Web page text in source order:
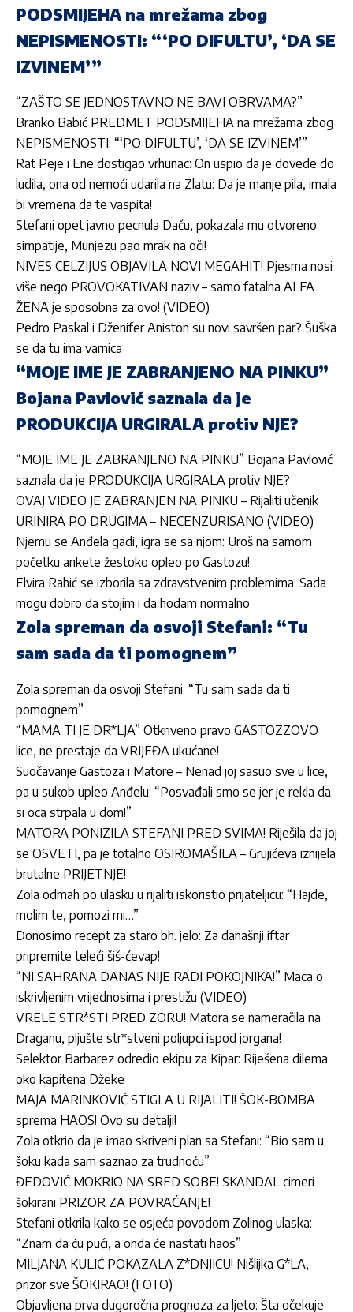
PODSMIJEHA na mrežama zbog
NEPISMENOSTI: “‘PO DIFULTU’, ‘DA SE
IZVINEM’”
“ZAŠTO SE JEDNOSTAVNO NE BAVI OBRVAMA?”
Branko Babić PREDMET PODSMIJEHA na mrežama zbog
NEPISMENOSTI: “‘PO DIFULTU’, ‘DA SE IZVINEM’”
Rat Peje i Ene dostigao vrhunac: On uspio da je dovede do
ludila, ona od nemoći udarila na Zlatu: Da je manje pila, imala
bi vremena da te vaspita!
Stefani opet javno pecnula Daču, pokazala mu otvoreno
simpatije, Munjezu pao mrak na oči!
NIVES CELZIJUS OBJAVILA NOVI MEGAHIT! Pjesma nosi
više nego PROVOKATIVAN naziv – samo fatalna ALFA
ŽENA je sposobna za ovo! (VIDEO)
Pedro Paskal i Dženifer Aniston su novi savršen par? Šuška
se da tu ima varnica
“MOJE IME JE ZABRANJENO NA PINKU”
Bojana Pavlović saznala da je
PRODUKCIJA URGIRALA protiv NJE?
“MOJE IME JE ZABRANJENO NA PINKU” Bojana Pavlović
saznala da je PRODUKCIJA URGIRALA protiv NJE?
OVAJ VIDEO JE ZABRANJEN NA PINKU – Rijaliti učenik
URINIRA PO DRUGIMA – NECENZURISANO (VIDEO)
Njemu se Anđela gadi, igra se sa njom: Uroš na samom
početku ankete žestoko opleo po Gastozu!
Elvira Rahić se izborila sa zdravstvenim problemima: Sada
mogu dobro da stojim i da hodam normalno
Zola spreman da osvoji Stefani: “Tu
sam sada da ti pomognem”
Zola spreman da osvoji Stefani: “Tu sam sada da ti
pomognem”
“MAMA TI JE DR*LJA” Otkriveno pravo GASTOZZOVO
lice, ne prestaje da VRIJEĐA ukućane!
Suočavanje Gastoza i Matore – Nenad joj sasuo sve u lice,
pa u sukob upleo Anđelu: “Posvađali smo se jer je rekla da
si oca strpala u dom!”
MATORA PONIZILA STEFANI PRED SVIMA! Riješila da joj
se OSVETI, pa je totalno OSIROMAŠILA – Grujićeva iznijela
brutalne PRIJETNJE!
Zola odmah po ulasku u rijaliti iskoristio prijateljicu: “Hajde,
molim te, pomozi mi…”
Donosimo recept za staro bh. jelo: Za današnji iftar
pripremite teleći šiš-ćevap!
“NI SAHRANA DANAS NIJE RADI POKOJNIKA!” Maca o
iskrivljenim vrijednosima i prestižu (VIDEO)
VRELE STR*STI PRED ZORU! Matora se nameračila na
Draganu, pljušte str*stveni poljupci ispod jorgana!
Selektor Barbarez odredio ekipu za Kipar: Riješena dilema
oko kapitena Džeke
MAJA MARINKOVIĆ STIGLA U RIJALITI! ŠOK-BOMBA
sprema HAOS! Ovo su detalji!
Zola otkrio da je imao skriveni plan sa Stefani: “Bio sam u
šoku kada sam saznao za trudnoću”
ĐEDOVIĆ MOKRIO NA SRED SOBE! SKANDAL cimeri
šokirani PRIZOR ZA POVRAĆANJE!
Stefani otkrila kako se osjeća povodom Zolinog ulaska:
“Znam da ću pući, a onda će nastati haos”
MILJANA KULIĆ POKAZALA Z*DNJICU! Nišlijka G*LA,
prizor sve ŠOKIRAO! (FOTO)
Objavljena prva dugoročna prognoza za ljeto: Šta očekuje